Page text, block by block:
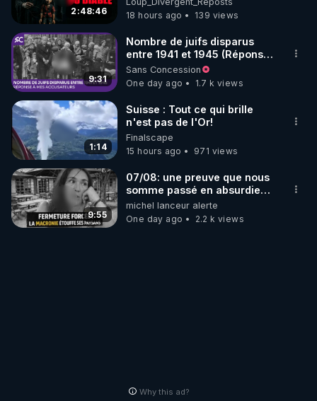
"Bestofcomputer") ou à
frederic.laroche@NotreTortureEstReelle.com
Ou venez posez vos questions dans le chat
CrowdBunker/Telegram/VK en direct le 21/12/23.
2:48:46
18 hours ago
139 views
9:31
Nombre de juifs disparus
entre 1941 et 1945 (Réponse
à mes accusateurs)
Sans Concession
One day ago
1.7 k views
1:14
Suisse : Tout ce qui brille
n'est pas de l'Or!
Finalscape
15 hours ago
971 views
9:55
07/08: une preuve que nous
somme passé en absurdie
une dictature qui veut faire
taire ses opposant !
michel lanceur alerte
One day ago
2.2 k views
Why this ad?